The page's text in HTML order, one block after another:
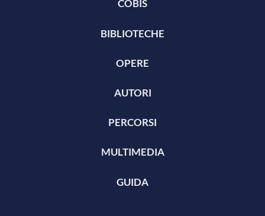
COBIS
BIBLIOTECHE
OPERE
AUTORI
PERCORSI
MULTIMEDIA
GUIDA